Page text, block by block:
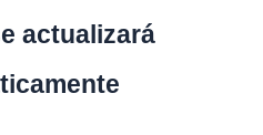
actualizará